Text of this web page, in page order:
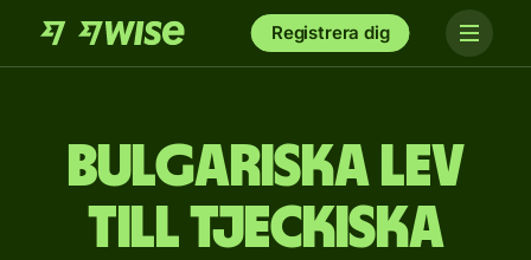
Registrera dig
Bulgariska lev
till tjeckiska